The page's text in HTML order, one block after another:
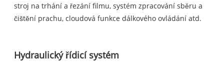
stroj na trhání a řezání filmu, systém zpracování sběru a
čištění prachu, cloudová funkce dálkového ovládání atd.
Hydraulický řídicí systém